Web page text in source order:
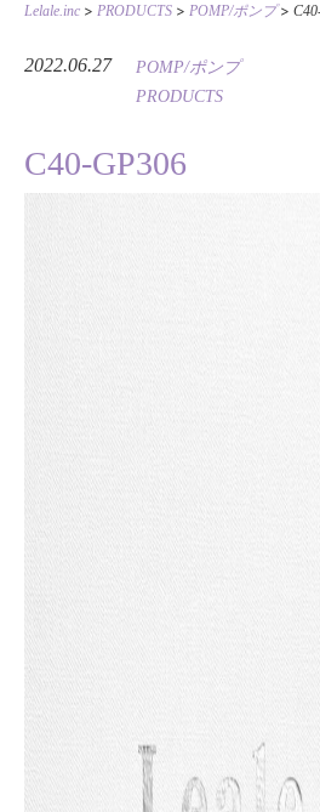
Lelale.inc > PRODUCTS > POMP/ポンプ>
2022.06.27
POMP/ポンプ
PRODUCTS
C40-GP306